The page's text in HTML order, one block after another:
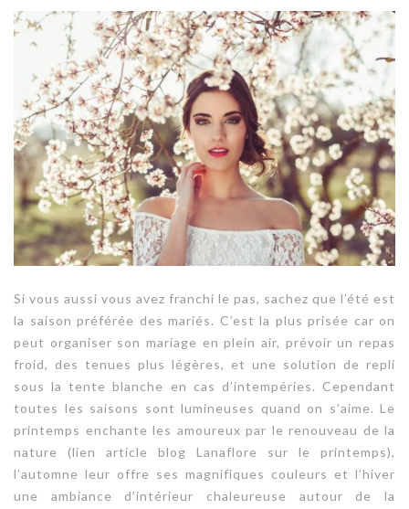
Si vous aussi vous avez franchi le pas, sachez que l’été est
la saison préférée des mariés. C’est la plus prisée car on
peut organiser son mariage en plein air, prévoir un repas
froid, des tenues plus légères, et une solution de repli
sous la tente blanche en cas d’intempéries. Cependant
toutes les saisons sont lumineuses quand on s’aime. Le
printemps enchante les amoureux par le renouveau de la
nature (lien article blog Lanaflore sur le printemps),
l’automne leur offre ses magnifiques couleurs et l’hiver
une ambiance d’intérieur chaleureuse autour de la